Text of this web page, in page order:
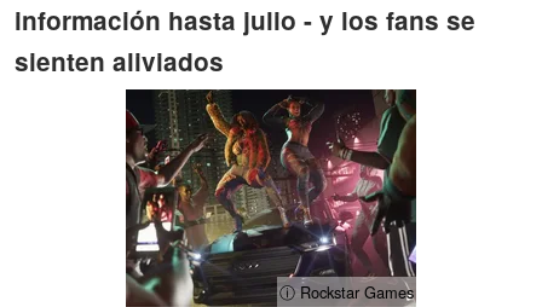
información hasta julio - y los fans se
sienten aliviados
ⓘ Rockstar Games